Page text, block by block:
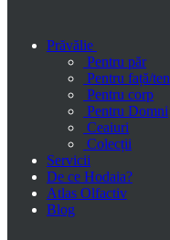
Prăvălie
Pentru păr
Pentru față/ten
Pentru corp
Pentru Domni
Ceaiuri
Colecții
Servicii
De ce Hodaia?
Atlas Olfactiv
Blog